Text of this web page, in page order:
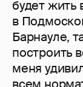
будет жить
в
Барнауле,
построить
меня